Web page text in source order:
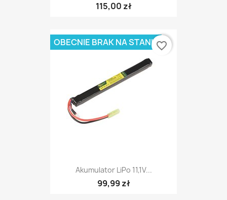
115,00 zł
Akumulator LiPo 11,1V...
99,99 zł
OBECNIE BRAK NA STANIEfavorite_border